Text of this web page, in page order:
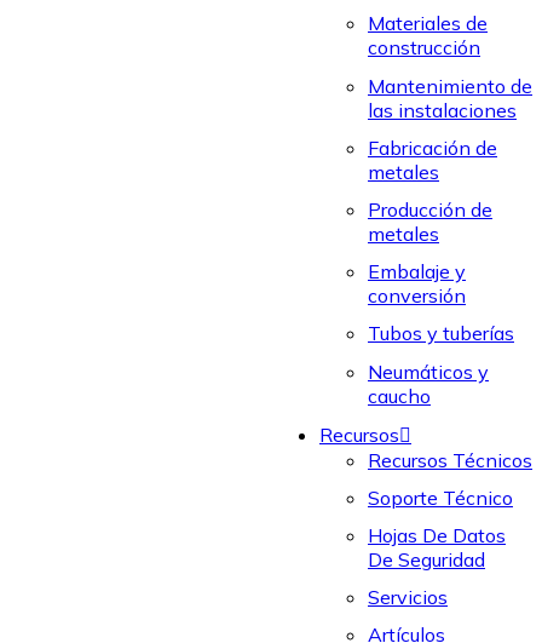
Materiales de
construcción
Mantenimiento de
las instalaciones
Fabricación de
metales
Producción de
metales
Embalaje y
conversión
Tubos y tuberías
Neumáticos y
caucho
Recursos
Recursos Técnicos
Soporte Técnico
Hojas De Datos
De Seguridad
Servicios
Artículos